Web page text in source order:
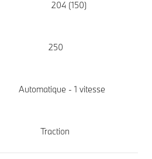
204 (150)
250
Automatique - 1 vitesse
Traction